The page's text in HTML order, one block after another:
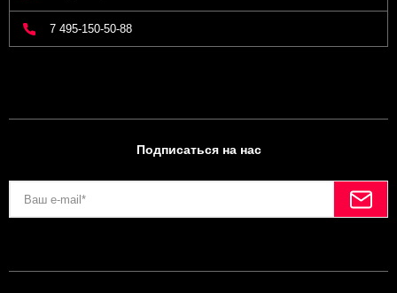
7 495-150-50-88
Подписаться на нас